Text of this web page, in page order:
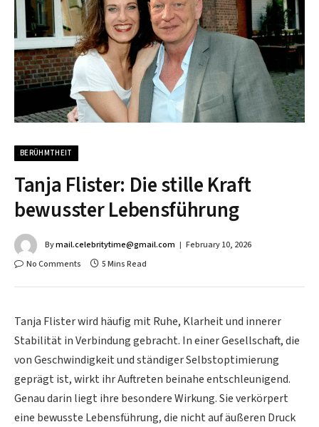
BERÜHMTHEIT
Tanja Flister: Die stille Kraft
bewusster Lebensführung
Bymail.celebritytime@gmail.com
February 10, 2026
No Comments
5 Mins Read
Tanja Flister wird häufig mit Ruhe, Klarheit und innerer
Stabilität in Verbindung gebracht. In einer Gesellschaft, die
von Geschwindigkeit und ständiger Selbstoptimierung
geprägt ist, wirkt ihr Auftreten beinahe entschleunigend.
Genau darin liegt ihre besondere Wirkung. Sie verkörpert
eine bewusste Lebensführung, die nicht auf äußeren Druck